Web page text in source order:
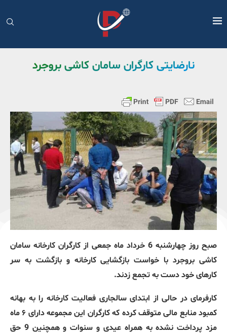
نارضایتی کارگران سامان کاشی بروجرد
صبح روز چهارشنبه 6 خرداد ماه جمعی از کارگران کارخانه سامان
کاشی بروجرد با خواست بازگشایی کارخانه و بازگشت به سر
کارهای خود دست به تجمع زدند.
کارفرمای در حالی از ابتدای سالجاری فعالیت کارخانه را به بهانه
کمبود منابع مالی متوقف کرده که کارگران این مجموعه دارای ۶ ماه
مزد پرداخت نشده به همراه عیدی و سنوات و همچنین 9 حق